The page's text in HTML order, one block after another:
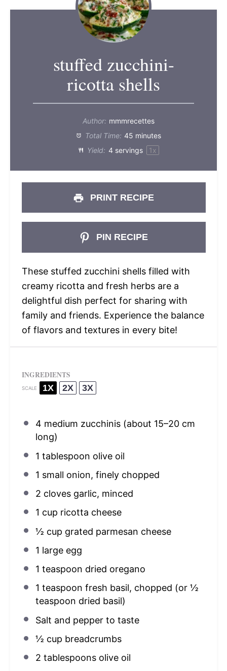
stuffed zucchini-
ricotta shells
Author: mmmrecettes
Total Time: 45 minutes
Yield: 4servings 1x
PRINT RECIPE
PIN RECIPE
These stuffed zucchini shells filled with
creamy ricotta and fresh herbs are a
delightful dish perfect for sharing with
family and friends. Experience the balance
of flavors and textures in every bite!
INGREDIENTS
SCALE 1X 2X 3X
4 medium zucchinis (about 15–20cm
long)
1 tablespoon olive oil
1 small onion, finely chopped
2 cloves garlic, minced
1 cup ricotta cheese
½ cup grated parmesan cheese
1 large egg
1 teaspoon dried oregano
1 teaspoon fresh basil, chopped (or ½
teaspoon dried basil)
Salt and pepper to taste
½ cup breadcrumbs
2 tablespoonsolive oil